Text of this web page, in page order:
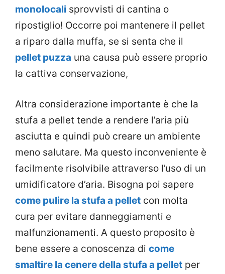
monolocali sprovvisti di cantina o
ripostiglio! Occorre poi mantenere il pellet
a riparo dalla muffa, se si senta che il
pellet puzza una causa può essere proprio
la cattiva conservazione,
Altra considerazione importante è che la
stufa a pellet tende a rendere l’aria più
asciutta e quindi può creare un ambiente
meno salutare. Ma questo inconveniente è
facilmente risolvibile attraverso l’uso di un
umidificatore d’aria. Bisogna poi sapere
come pulire la stufa a pellet con molta
cura per evitare danneggiamenti e
malfunzionamenti. A questo proposito è
bene essere a conoscenza di come
smaltire la cenere della stufa a pellet per